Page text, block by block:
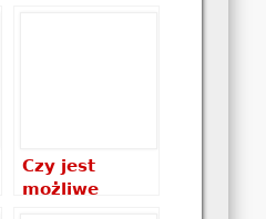
Czy jest
możliwe